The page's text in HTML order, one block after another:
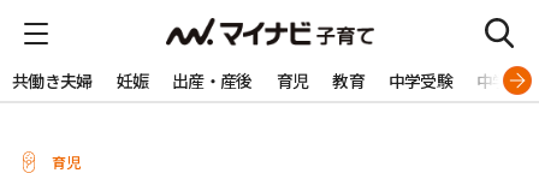
共働き夫婦 妊娠 出産・産後 育児 教育 中学受験 中学生
育児